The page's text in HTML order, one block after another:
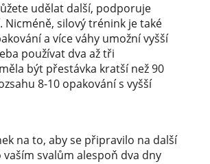
udělat další, podporuje
silový trénink je také
a více váhy umožní vyšší
používat dva až tři
být přestávka kratší než 90
8-10 opakování s vyšší
na to, aby se připravilo na další
svalům alespoň dva dny